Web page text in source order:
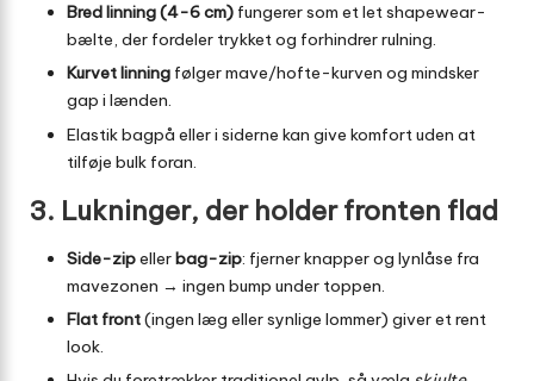
Bred linning (4-6 cm) fungerer som et let shapewear-
bælte, der fordeler trykket og forhindrer rulning.
Kurvet linning følger mave/hofte-kurven og mindsker
gap i lænden.
Elastik bagpå eller i siderne kan give komfort uden at
tilføje bulk foran.
3. Lukninger, der holder fronten flad
Side-zipellerbag-zip: fjerner knapper og lynlåse fra
mavezonen → ingen bump under toppen.
Flat front(ingen læg eller synlige lommer) giver et rent
look.